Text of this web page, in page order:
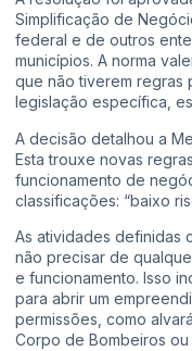
Simplificação de
federal e de outros
municípios. A norma
que não tiverem regras
legislação específica,
A decisão detalhou a
Esta trouxe novas
funcionamento de
classificações: “baixo
As atividades definidas
não precisar de
e funcionamento. Isso
para abrir um
permissões, como
Corpo de Bombeiros ou